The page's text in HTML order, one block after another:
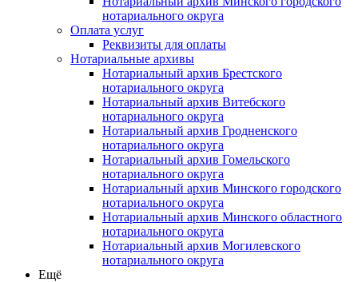
нотариального округа
Оплата услуг
Реквизиты для оплаты
Нотариальные архивы
Нотариальный архив Брестского
нотариального округа
Нотариальный архив Витебского
нотариального округа
Нотариальный архив Гродненского
нотариального округа
Нотариальный архив Гомельского
нотариального округа
Нотариальный архив Минского городского
нотариального округа
Нотариальный архив Минского областного
нотариального округа
Нотариальный архив Могилевского
нотариального округа
Ещё